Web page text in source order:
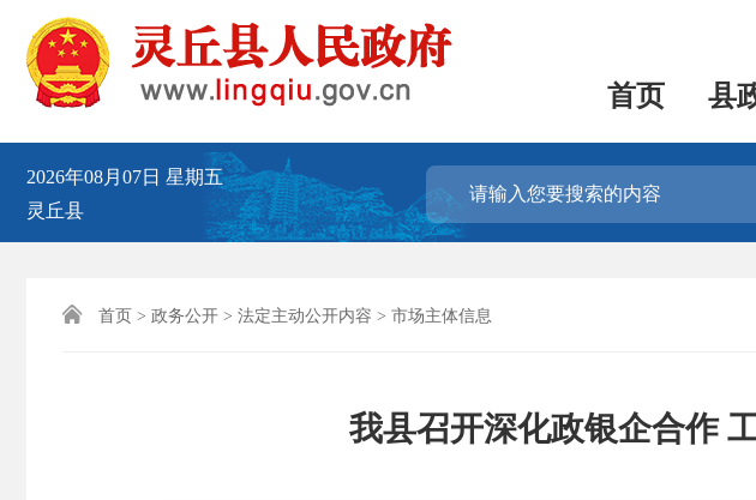
首页 县
2026年08月07日 星期五
灵丘县
 首页 > 政务公开 > 法定主动公开内容 > 市场主体信息
我县召开深化政银企合作